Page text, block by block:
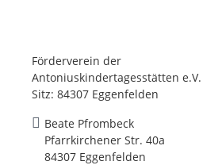
Förderverein der
Antoniuskindertagesstätten e.V.
Sitz: 84307 Eggenfelden
Beate Pfrombeck
Pfarrkirchener Str. 40a
84307 Eggenfelden